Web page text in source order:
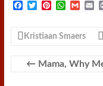
e
o
t
r
t
e
W
t
p
G
i
Kristiaan Smaers
← Mama, Why